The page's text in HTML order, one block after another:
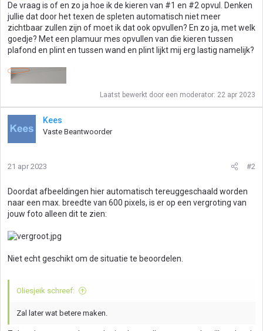
De vraag is of en zo ja hoe ik de kieren van #1 en #2 opvul. Denken
jullie dat door het texen de spleten automatisch niet meer
zichtbaar zullen zijn of moet ik dat ook opvullen? En zo ja, met welk
goedje? Met een plamuur mes opvullen van die kieren tussen
plafond en plint en tussen wand en plint lijkt mij erg lastig namelijk?
Laatst bewerkt door een moderator: 22 apr 2023
Kees
Vaste Beantwoorder
21 apr 2023 #2
Doordat afbeeldingen hier automatisch tereuggeschaald worden
naar een max. breedte van 600 pixels, is er op een vergroting van
jouw foto alleen dit te zien:
Niet echt geschikt om de situatie te beoordelen.
Oliesjeik schreef:
Zal later wat betere maken.